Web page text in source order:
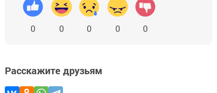
0 0 0 0 0
Расскажите друзьям